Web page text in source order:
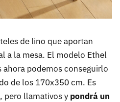
de lino que aportan
a la mesa. El modelo Ethel
podemos conseguirlo
de los 170x350 cm. Es
pero llamativos y pondrá un